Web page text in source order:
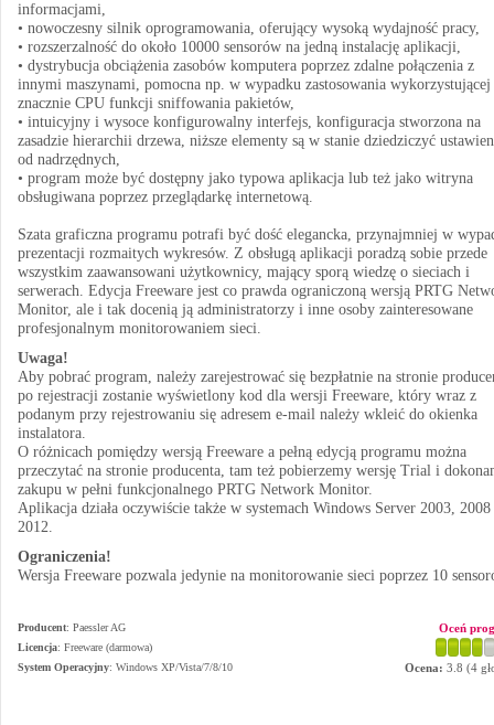
informacjami,
• nowoczesny silnik oprogramowania, oferujący wysoką wydajność pracy,
• rozszerzalność do około 10000 sensorów na jedną instalację aplikacji,
• dystrybucja obciążenia zasobów komputera poprzez zdalne połączenia z
innymi maszynami, pomocna np. w wypadku zastosowania wykorzystującej
znacznie CPU funkcji sniffowania pakietów,
• intuicyjny i wysoce konfigurowalny interfejs, konfiguracja stworzona na
zasadzie hierarchii drzewa, niższe elementy są w stanie dziedziczyć
od nadrzędnych,
• program może być dostępny jako typowa aplikacja lub też jako witryna
obsługiwana poprzez przeglądarkę internetową.
Szata graficzna programu potrafi być dość elegancka, przynajmniej w
prezentacji rozmaitych wykresów. Z obsługą aplikacji poradzą sobie przede
wszystkim zaawansowani użytkownicy, mający sporą wiedzę o sieciach i
serwerach. Edycja Freeware jest co prawda ograniczoną wersją PRTG
Monitor, ale i tak docenią ją administratorzy i inne osoby zainteresowane
profesjonalnym monitorowaniem sieci.
Uwaga!
Aby pobrać program, należy zarejestrować się bezpłatnie na stronie
po rejestracji zostanie wyświetlony kod dla wersji Freeware, który wraz z
podanym przy rejestrowaniu się adresem e-mail należy wkleić do okienka
instalatora.
O różnicach pomiędzy wersją Freeware a pełną edycją programu można
przeczytać na stronie producenta, tam też pobierzemy wersję Trial i
zakupu w pełni funkcjonalnego PRTG Network Monitor.
Aplikacja działa oczywiście także w systemach Windows Server 2003,
2012.
Ograniczenia!
Wersja Freeware pozwala jedynie na monitorowanie sieci poprzez 10
Producent: Paessler AG
Licencja: Freeware (darmowa)
System Operacyjny: Windows XP/Vista/7/8/10
Oceń
Ocena: 3.8 (4